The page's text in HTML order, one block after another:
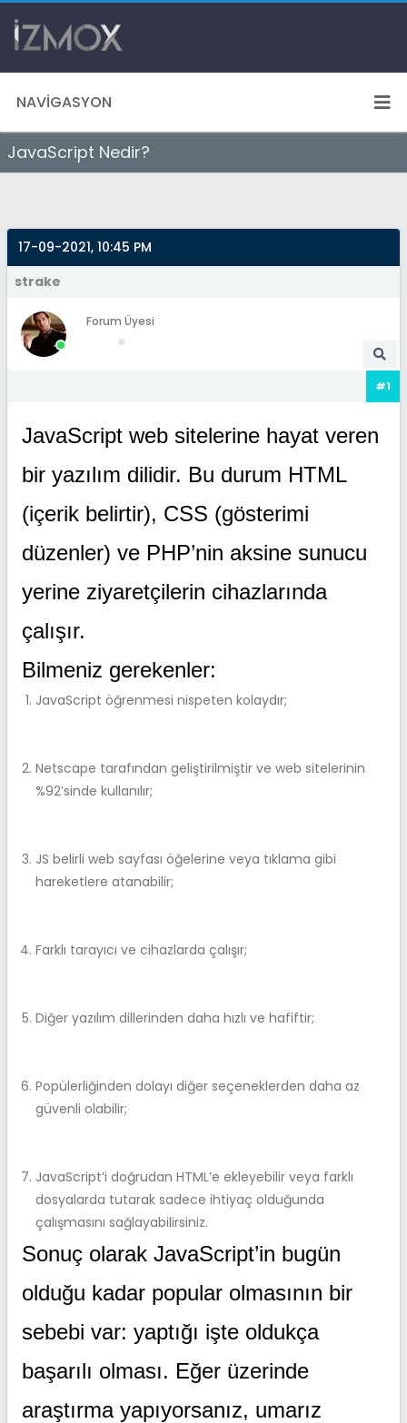
NAVIGASYON
JavaScript Nedir?
17-09-2021, 10:45 PM
strake
Forum Üyesi
#1
JavaScript web sitelerine hayat veren
bir yazılım dilidir. Bu durum HTML
(içerik belirtir), CSS (gösterimi
düzenler) ve PHP’nin aksine sunucu
yerine ziyaretçilerin cihazlarında
çalışır.
Bilmeniz gerekenler:
JavaScript öğrenmesi nispeten kolaydır;
Netscape tarafından geliştirilmiştir ve web sitelerinin
%92’sinde kullanılır;
JS belirli web sayfası öğelerine veya tıklama gibi
hareketlere atanabilir;
Farklı tarayıcı ve cihazlarda çalışır;
Diğer yazılım dillerinden daha hızlı ve hafiftir;
Popülerliğinden dolayı diğer seçeneklerden daha az
güvenli olabilir;
JavaScript’i doğrudan HTML’e ekleyebilir veya farklı
dosyalarda tutarak sadece ihtiyaç olduğunda
çalışmasını sağlayabilirsiniz.
Sonuç olarak JavaScript’in bugün
olduğu kadar popular olmasının bir
sebebi var: yaptığı işte oldukça
başarılı olması. Eğer üzerinde
araştırma yapıyorsanız, umarız